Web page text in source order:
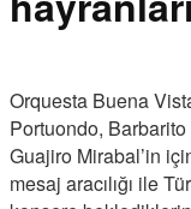
Orquesta Buena
Portuondo,
Guajiro Mirabal’in
mesaj aracılığı ile